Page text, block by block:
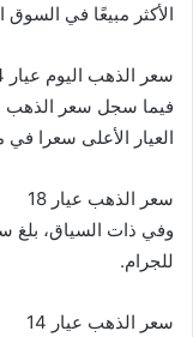
الأكثر مبيعًا في السوق
سعر الذهب اليوم عيار 24
العيار الأعلى سعرا
سعر الذهب عيار 18
للجرام.
سعر الذهب عيار 14